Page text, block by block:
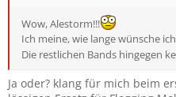
Wow, Alestorm!!!
Ich meine, wie lange wünsche
Die restlichen Bands hingegen
Ja oder? klang für mich beim